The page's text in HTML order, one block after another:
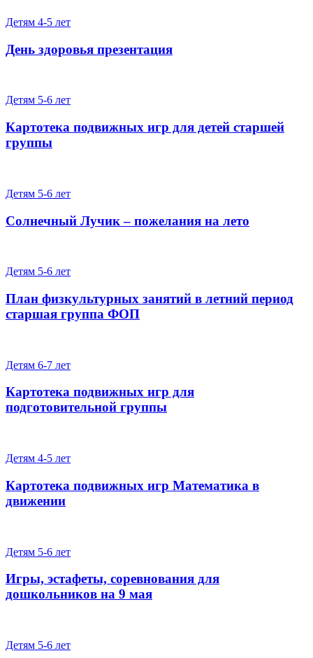
Детям 4-5 лет
День здоровья презентация
Детям 5-6 лет
Картотека подвижных игр для детей старшей
группы
Детям 5-6 лет
Солнечный Лучик – пожелания на лето
Детям 5-6 лет
План физкультурных занятий в летний период
старшая группа ФОП
Детям 6-7 лет
Картотека подвижных игр для
подготовительной группы
Детям 4-5 лет
Картотека подвижных игр Математика в
движении
Детям 5-6 лет
Игры, эстафеты, соревнования для
дошкольников на 9 мая
Детям 5-6 лет